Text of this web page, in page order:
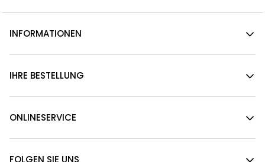
INFORMATIONEN
IHRE BESTELLUNG
ONLINESERVICE